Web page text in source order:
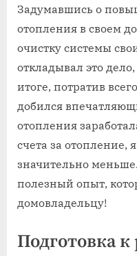
Задумавшись о
отопления в своем
очистку системы
откладывал это
итоге, потратив
добился
отопления
счета за отопление,
значительно
полезный опыт,
домовладельцу!
Подготовка к